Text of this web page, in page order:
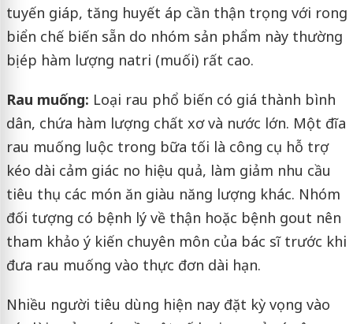
tuyến giáp, tăng huyết áp cần thận trọng với rong
biển chế biến sẵn do nhóm sản phẩm này thường
bị ép hàm lượng natri (muối) rất cao.
Rau muống: Loại rau phổ biến có giá thành bình
dân, chứa hàm lượng chất xơ và nước lớn. Một đĩa
rau muống luộc trong bữa tối là công cụ hỗ trợ
kéo dài cảm giác no hiệu quả, làm giảm nhu cầu
tiêu thụ các món ăn giàu năng lượng khác. Nhóm
đối tượng có bệnh lý về thận hoặc bệnh gout nên
tham khảo ý kiến chuyên môn của bác sĩ trước khi
đưa rau muống vào thực đơn dài hạn.
Nhiều người tiêu dùng hiện nay đặt kỳ vọng vào